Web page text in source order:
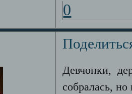
0
Девчонки,
собралась,